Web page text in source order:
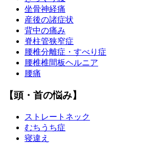
坐骨神経痛
産後の諸症状
背中の痛み
脊柱管狭窄症
腰椎分離症・すべり症
腰椎椎間板ヘルニア
腰痛
【頭・首の悩み】
ストレートネック
むちうち症
寝違え